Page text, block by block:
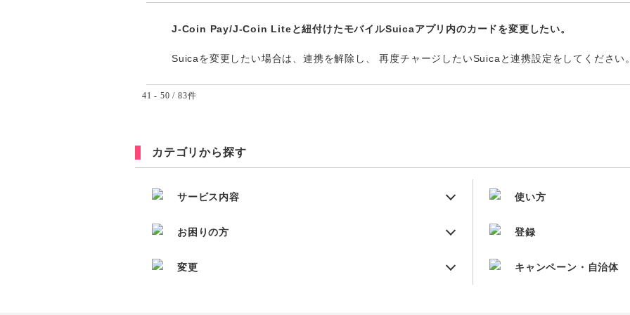
J-Coin Pay/J-Coin Liteと紐付けたモバイルSuicaアプリ内のカードを変更したい。
Suicaを変更したい場合は、連携を解除し、 再度チャージしたいSuicaと連携設定をしてください。
41 - 50 / 83件
カテゴリから探す
サービス内容
お困りの方
変更
使い方
登録
キャンペーン・自治体